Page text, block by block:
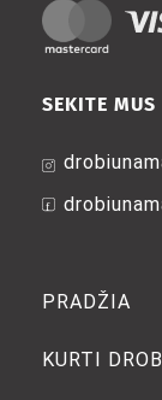
PRADŽIA
KURTI
SEKITE MUS